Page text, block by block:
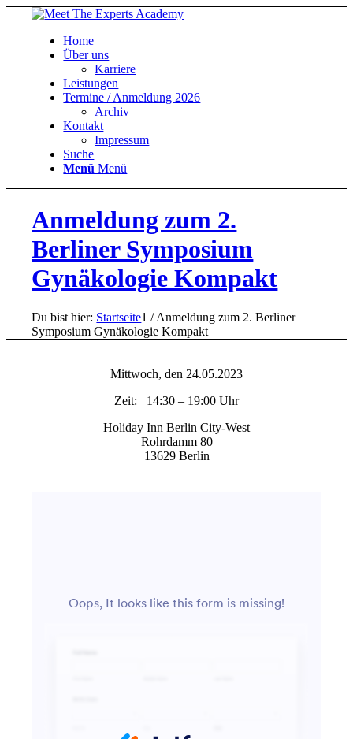
Home
Über uns
Karriere
Leistungen
Termine / Anmeldung 2026
Archiv
Kontakt
Impressum
Suche
Menü Menü
Anmeldung zum 2.
Berliner Symposium
Gynäkologie Kompakt
Du bist hier: Startseite1 / Anmeldung zum 2. Berliner
Symposium Gynäkologie Kompakt
Mittwoch, den 24.05.2023
Zeit: 14:30 – 19:00 Uhr
Holiday Inn Berlin City-West
Rohrdamm 80
13629 Berlin